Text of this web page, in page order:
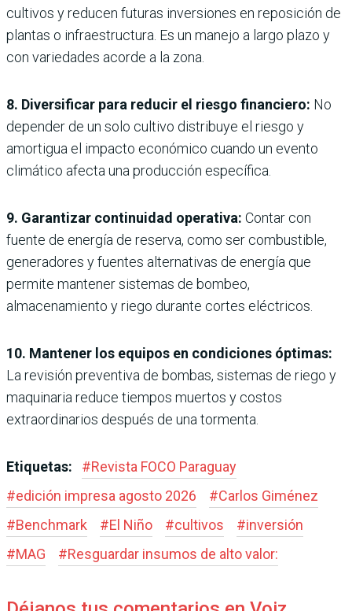
cultivos y reducen futuras inversiones en reposición de
plantas o infraestructura. Es un manejo a largo plazo y
con variedades acorde a la zona.
8. Diversificar para reducir el riesgo financiero: No
depender de un solo cultivo distribuye el riesgo y
amortigua el impacto económico cuando un evento
climático afecta una producción específica.
9. Garantizar continuidad operativa: Contar con
fuente de energía de reserva, como ser combustible,
generadores y fuentes alternativas de energía que
permite mantener sistemas de bombeo,
almacenamiento y riego durante cortes eléctricos.
10. Mantener los equipos en condiciones óptimas:
La revisión preventiva de bombas, sistemas de riego y
maquinaria reduce tiempos muertos y costos
extraordinarios después de una tormenta.
Etiquetas: #Revista FOCO Paraguay
#edición impresa agosto 2026 #Carlos Giménez
#Benchmark #El Niño #cultivos #inversión
#MAG #Resguardar insumos de alto valor: